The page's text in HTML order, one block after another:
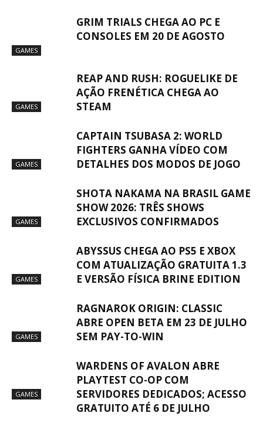
GAMES
GRIM TRIALS CHEGA AO PC E
CONSOLES EM 20 DE AGOSTO
GAMES
REAP AND RUSH: ROGUELIKE DE
AÇÃO FRENÉTICA CHEGA AO
STEAM
GAMES
CAPTAIN TSUBASA 2: WORLD
FIGHTERS GANHA VÍDEO COM
DETALHES DOS MODOS DE JOGO
GAMES
SHOTA NAKAMA NA BRASIL GAME
SHOW 2026: TRÊS SHOWS
EXCLUSIVOS CONFIRMADOS
GAMES
ABYSSUS CHEGA AO PS5 E XBOX
COM ATUALIZAÇÃO GRATUITA 1.3
E VERSÃO FÍSICA BRINE EDITION
GAMES
RAGNAROK ORIGIN: CLASSIC
ABRE OPEN BETA EM 23 DE JULHO
SEM PAY-TO-WIN
GAMES
WARDENS OF AVALON ABRE
PLAYTEST CO-OP COM
SERVIDORES DEDICADOS; ACESSO
GRATUITO ATÉ 6 DE JULHO